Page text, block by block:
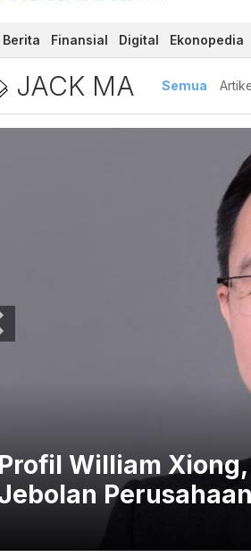
Berita Finansial Digital Ekonopedia
Ma Terbaru
JACK MA Semua
Tiga Tahun
Jajaki Bisnis